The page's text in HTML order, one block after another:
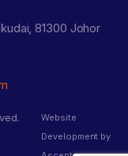
81300 Johor
Website
Development by